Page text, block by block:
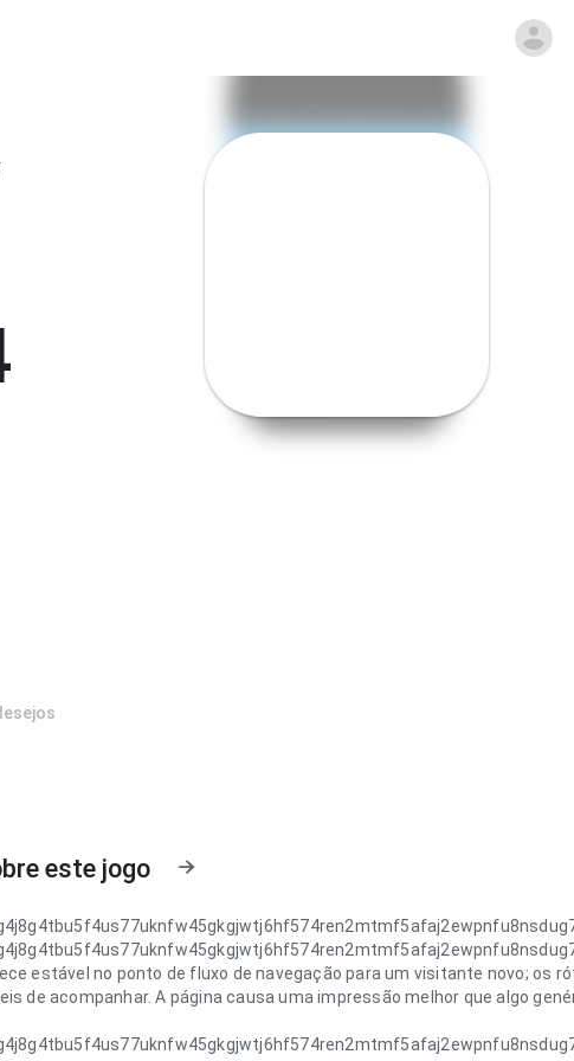
este jogo
estável no ponto de fluxo de navegação para um visitante novo; os
de acompanhar. A página causa uma impressão melhor que algo